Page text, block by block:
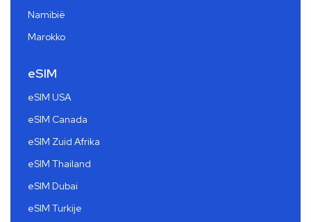
Namibië
Marokko
eSIM
eSIM USA
eSIM Canada
eSIM Zuid Afrika
eSIM Thailand
eSIM Dubai
eSIM Turkije